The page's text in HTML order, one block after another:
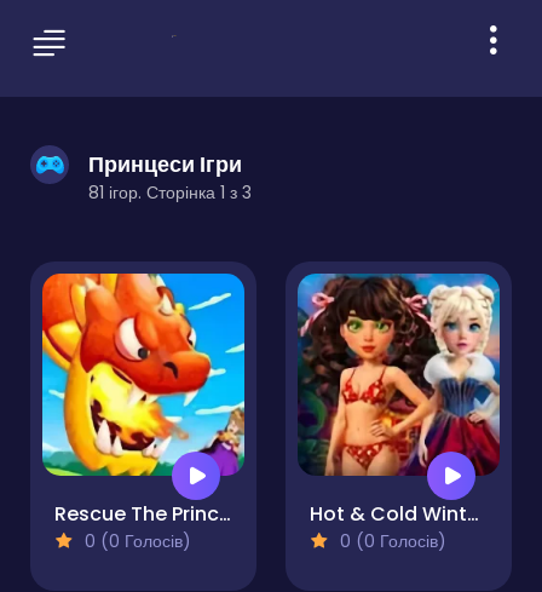
Принцеси Ігри
81 ігор. Сторінка 1 з 3
Rescue The Princess
0 (0 Голосів)
Hot & Cold Winter Style
0 (0 Голосів)